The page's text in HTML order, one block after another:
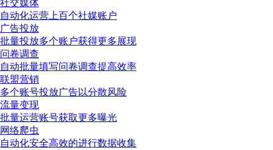
社交媒体
自动化运营上百个社媒账户
广告投放
批量投放多个账户获得更多展现
问卷调查
自动批量填写问卷调查提高效率
联盟营销
多个账号投放广告以分散风险
流量变现
批量运营账号获取更多曝光
网络爬虫
自动化安全高效的进行数据收集